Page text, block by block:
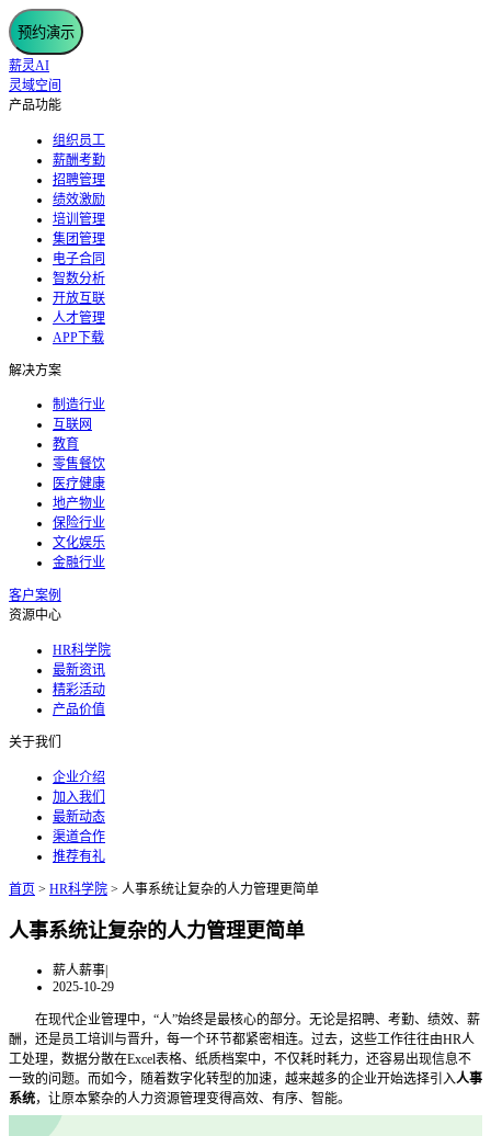
预约演示
薪灵AI
灵域空间
产品功能
组织员工
薪酬考勤
招聘管理
绩效激励
培训管理
集团管理
电子合同
智数分析
开放互联
人才管理
APP下载
解决方案
制造行业
互联网
教育
零售餐饮
医疗健康
地产物业
保险行业
文化娱乐
金融行业
客户案例
资源中心
HR科学院
最新资讯
精彩活动
产品价值
关于我们
企业介绍
加入我们
最新动态
渠道合作
推荐有礼
首页 > HR科学院 > 人事系统让复杂的人力管理更简单
人事系统让复杂的人力管理更简单
薪人薪事|
2025-10-29
在现代企业管理中， “人”始终是最核心的部分。无论是招聘、考勤、绩效、薪
酬，还是员工培训与晋升，每一个环节都紧密相连。过去，这些工作往往由HR人
工处理，数据分散在Excel表格、纸质档案中，不仅耗时耗力，还容易出现信息不
一致的问题。而如今，随着数字化转型的加速，越来越多的企业开始选择引入人事
系统，让原本繁杂的人力资源管理变得高效、有序、智能。